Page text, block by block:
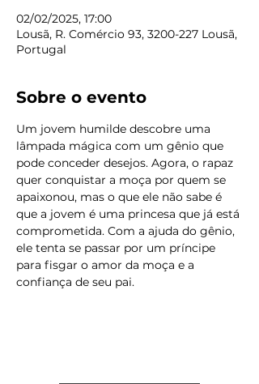
02/02/2025, 17:00
Lousã, R. Comércio 93, 3200-227 Lousã,
Portugal
Sobre o evento
Um jovem humilde descobre uma
lâmpada mágica com um gênio que
pode conceder desejos. Agora, o rapaz
quer conquistar a moça por quem se
apaixonou, mas o que ele não sabe é
que a jovem é uma princesa que já está
comprometida. Com a ajuda do gênio,
ele tenta se passar por um príncipe
para fisgar o amor da moça e a
confiança de seu pai.